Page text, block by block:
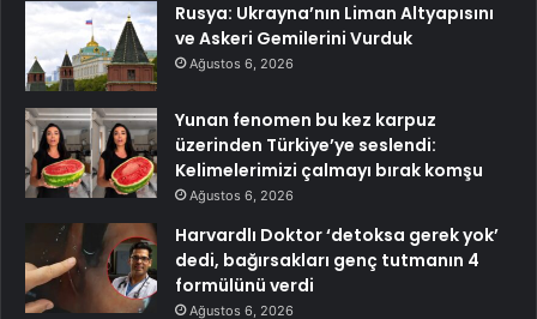
Rusya: Ukrayna’nın Liman Altyapısını
ve Askeri Gemilerini Vurduk
Ağustos 6, 2026
Yunan fenomen bu kez karpuz
üzerinden Türkiye’ye seslendi:
Kelimelerimizi çalmayı bırak komşu
Ağustos 6, 2026
Harvardlı Doktor ‘detoksa gerek yok’
dedi, bağırsakları genç tutmanın 4
formülünü verdi
Ağustos 6, 2026